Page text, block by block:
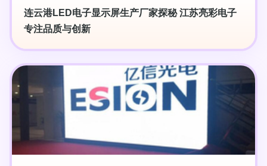
连云港LED电子显示屏生产厂家探秘 江苏亮彩电子
专注品质与创新